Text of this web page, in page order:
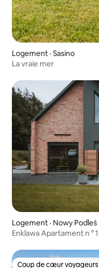
Logement · Sasino
La vraie mer
Logement · Nowy Podleś
Enklawa Apartament n ° 1
Coup de cœur voyageurs